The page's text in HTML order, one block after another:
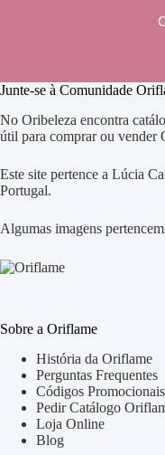
Junte-se à Comunidade
No Oribeleza encontra
útil para comprar ou vender
Este site pertence a Lúcia
Portugal.
Algumas imagens
Sobre a Oriflame
História da Oriflame
Perguntas Frequentes
Códigos Promocionais
Pedir Catálogo
Loja Online
Blog